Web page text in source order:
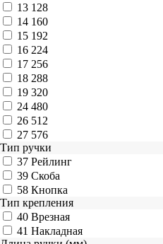
13 128
14 160
15 192
16 224
17 256
18 288
19 320
24 480
26 512
27 576
Тип ручки
37 Рейлинг
39 Скоба
58 Кнопка
Тип крепления
40 Врезная
41 Накладная